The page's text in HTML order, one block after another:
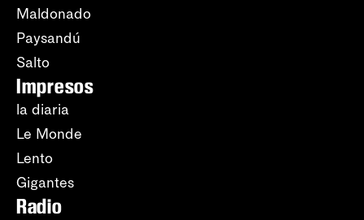
Maldonado
Paysandú
Salto
Impresos
la diaria
Le Monde
Lento
Gigantes
Radio